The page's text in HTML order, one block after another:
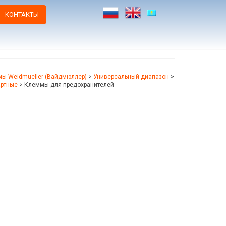
КОНТАКТЫ
Weidmueller (Вайдмюллер) > Универсальный диапазон >
> Клеммы для предохранителей